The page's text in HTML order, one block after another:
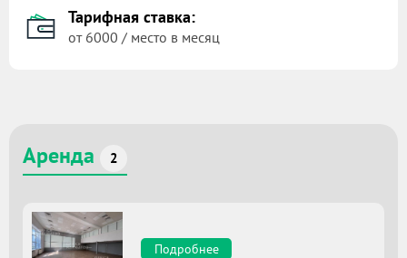
Тарифная ставка:
от 6000 / место в месяц
Аренда 2
Подробнее